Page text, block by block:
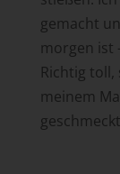
gemacht
morgen ist
Richtig toll,
meinem